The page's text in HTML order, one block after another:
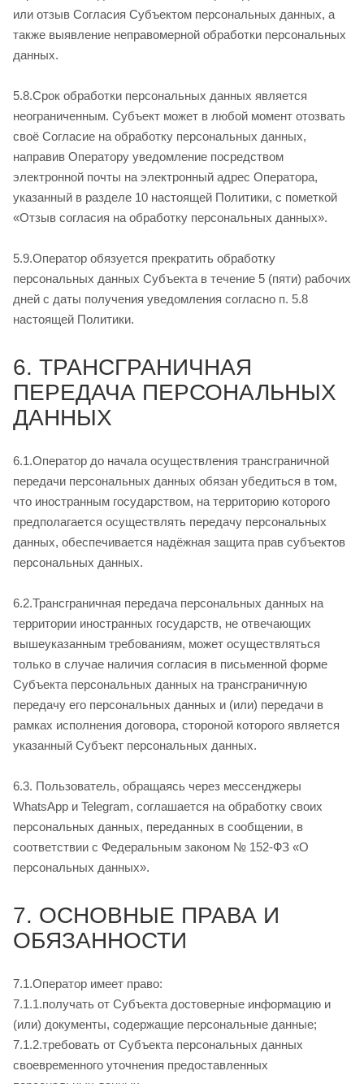
или отзыв Согласия Субъектом персональных данных, а
также выявление неправомерной обработки персональных
данных.
5.8.Срок обработки персональных данных является
неограниченным. Субъект может в любой момент отозвать
своё Согласие на обработку персональных данных,
направив Оператору уведомление посредством
электронной почты на электронный адрес Оператора,
указанный в разделе 10 настоящей Политики, с пометкой
«Отзыв согласия на обработку персональных данных».
5.9.Оператор обязуется прекратить обработку
персональных данных Субъекта в течение 5 (пяти) рабочих
дней с даты получения уведомления согласно п. 5.8
настоящей Политики.
6. ТРАНСГРАНИЧНАЯ
ПЕРЕДАЧА ПЕРСОНАЛЬНЫХ
ДАННЫХ
6.1.Оператор до начала осуществления трансграничной
передачи персональных данных обязан убедиться в том,
что иностранным государством, на территорию которого
предполагается осуществлять передачу персональных
данных, обеспечивается надёжная защита прав субъектов
персональных данных.
6.2.Трансграничная передача персональных данных на
территории иностранных государств, не отвечающих
вышеуказанным требованиям, может осуществляться
только в случае наличия согласия в письменной форме
Субъекта персональных данных на трансграничную
передачу его персональных данных и (или) передачи в
рамках исполнения договора, стороной которого является
указанный Субъект персональных данных.
6.3. Пользователь, обращаясь через мессенджеры
WhatsApp и Telegram, соглашается на обработку своих
персональных данных, переданных в сообщении, в
соответствии с Федеральным законом № 152-ФЗ «О
персональных данных».
7. ОСНОВНЫЕ ПРАВА И
ОБЯЗАННОСТИ
7.1.Оператор имеет право:
7.1.1.получать от Субъекта достоверные информацию и
(или) документы, содержащие персональные данные;
7.1.2.требовать от Субъекта персональных данных
своевременного уточнения предоставленных